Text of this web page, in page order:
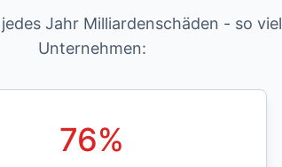
Jahr Milliardenschäden - so
Unternehmen:
76%